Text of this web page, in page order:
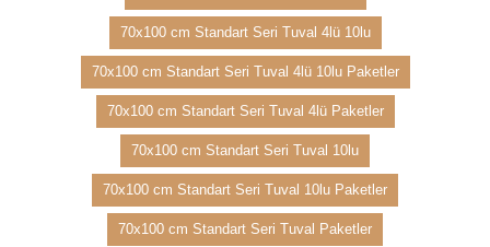
70x100 cm Standart Seri Tuval 4lü 10lu
70x100 cm Standart Seri Tuval 4lü 10lu Paketler
70x100 cm Standart Seri Tuval 4lü Paketler
70x100 cm Standart Seri Tuval 10lu
70x100 cm Standart Seri Tuval 10lu Paketler
70x100 cm Standart Seri Tuval Paketler